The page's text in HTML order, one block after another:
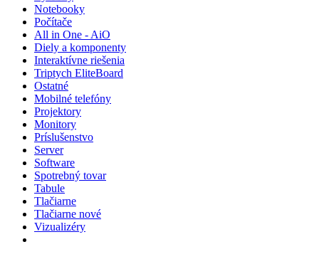
Notebooky
Počítače
All in One - AiO
Diely a komponenty
Interaktívne riešenia
Triptych EliteBoard
Ostatné
Mobilné telefóny
Projektory
Monitory
Príslušenstvo
Server
Software
Spotrebný tovar
Tabule
Tlačiarne
Tlačiarne nové
Vizualizéry